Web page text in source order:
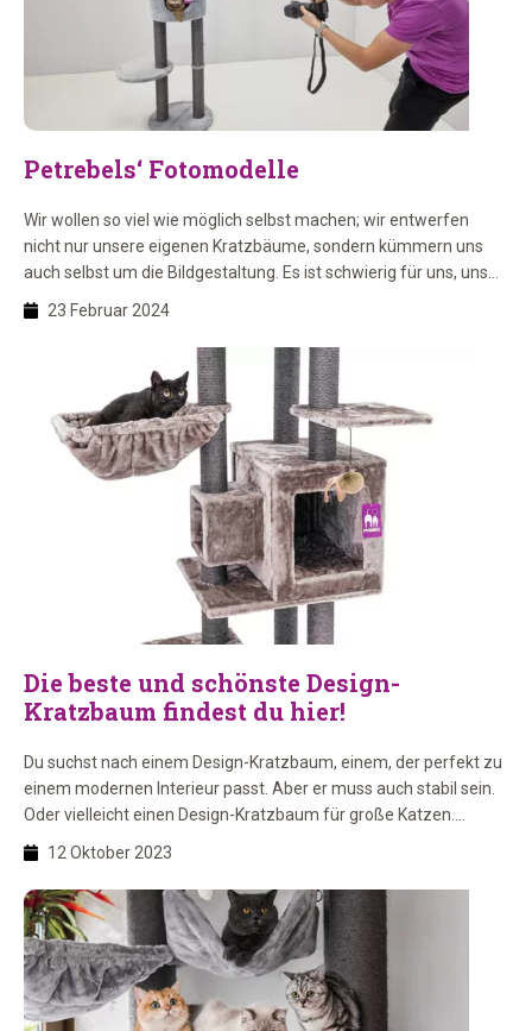
Petrebels‘ Fotomodelle
Wir wollen so viel wie möglich selbst machen; wir entwerfen
nicht nur unsere eigenen Kratzbäume, sondern kümmern uns
auch selbst um die Bildgestaltung. Es ist schwierig für uns, uns
beim Fotografieren von Produkten in unsere Kratzbäume zu
hängen (obwohl die meisten von ihnen dafür stabil genug sind),
deshalb kommen ab und zu Katzen zu uns, […]
23 Februar 2024
Die beste und schönste Design-
Kratzbaum findest du hier!
Du suchst nach einem Design-Kratzbaum, einem, der perfekt zu
einem modernen Interieur passt. Aber er muss auch stabil sein.
Oder vielleicht einen Design-Kratzbaum für große Katzen.
Welcher ist dann der beste Kratzbaum? Das und mehr erfährst
du hier!
12 Oktober 2023